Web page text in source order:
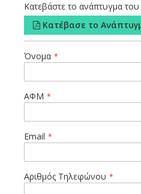
Κατεβάστε το ανάπτυγμα
Κατέβασε το
Όνομα
ΑΦΜ
Email
Αριθμός Τηλεφώνου